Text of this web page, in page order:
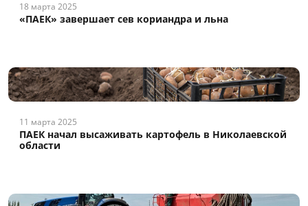
18 марта 2025
«ПАЕК» завершает сев кориандра и льна
11 марта 2025
ПАЕК начал высаживать картофель в Николаевской
области